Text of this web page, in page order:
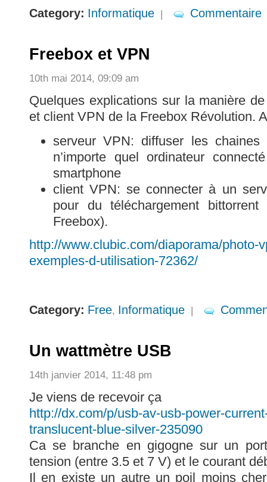
Category: Informatique | Commentaire
Freebox et VPN
10th mai 2014, 09:09 am
Quelques explications sur la manière
et client VPN de la Freebox Révolution.
serveur VPN: diffuser les
n’importe quel ordinateur
smartphone
client VPN: se connecter à un
pour du téléchargement
Freebox).
http://www.clubic.com/diaporama/photo-
exemples-d-utilisation-72362/
Category: Free, Informatique |
Un wattmètre USB
14th janvier 2014, 11:48 pm
Je viens de recevoir ça
http://dx.com/p/usb-av-usb-power-
translucent-blue-silver-235090
Ca se branche en gigogne sur un
tension (entre 3.5 et 7 V) et le courant
Il en existe un autre un poil moins